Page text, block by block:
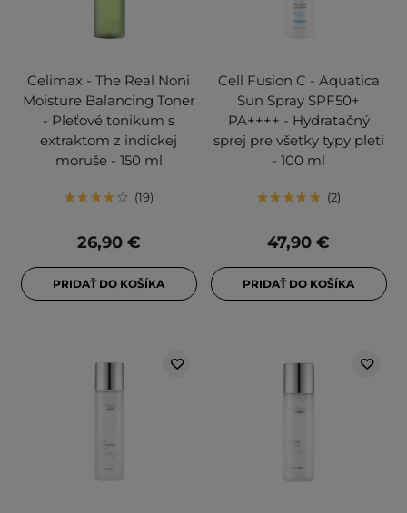
Celimax - The Real Noni
Moisture Balancing Toner
- Pleťové tonikum s
extraktom z indickej
moruše - 150 ml
19
26,90 €
PRIDAŤ DO KOŠÍKA
Cell Fusion C - Aquatica
Sun Spray SPF50+
PA++++ - Hydratačný
sprej pre všetky typy pleti
- 100 ml
2
47,90 €
PRIDAŤ DO KOŠÍKA